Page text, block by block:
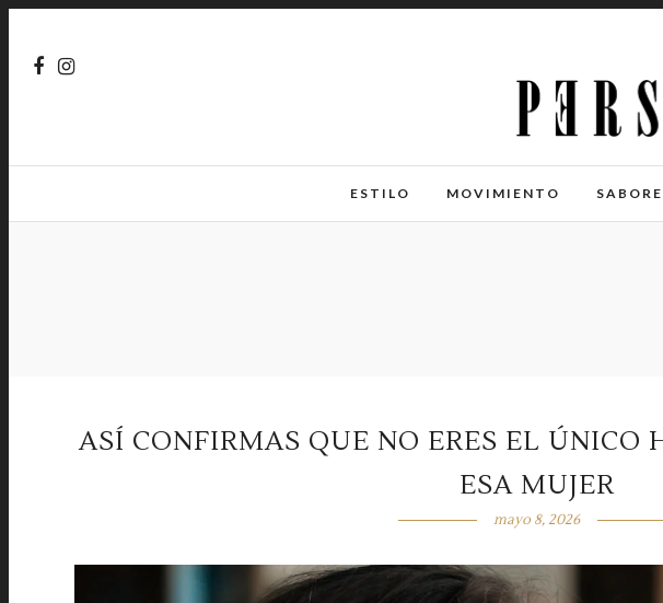
ESTILO MOVIMIENTO
ASÍ CONFIRMAS QUE NO ERES EL ÚNICO
ESA MUJER
mayo 8, 2026